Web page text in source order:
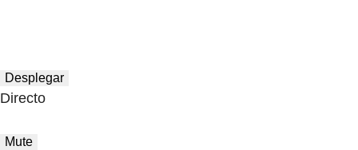
Desplegar
Directo
Mute